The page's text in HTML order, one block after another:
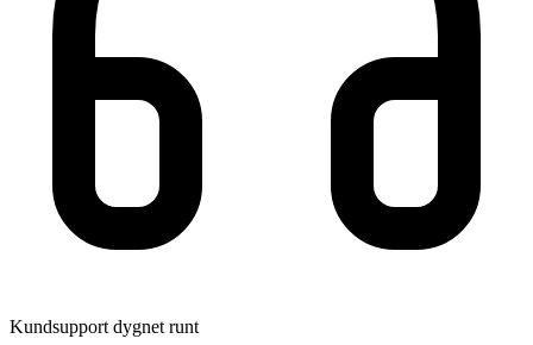
Kundsupport dygnet runt